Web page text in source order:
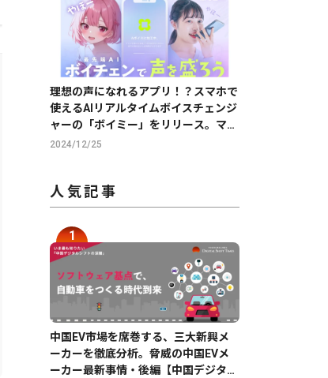
理想の声になれるアプリ！？スマホで
使えるAIリアルタイムボイスチェンジ
ャーの「ボイミー」をリリース。マイ
クに向かって喋るだけで、誰でも萌え
2024/12/25
人気記事
中国EV市場を席巻する、三大新興メ
ーカーを徹底分析。脅威の中国EVメ
ーカー最新事情・後編【中国デジタル